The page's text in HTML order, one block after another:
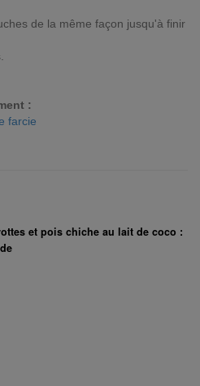
de la même façon jusqu'à finir
:
farcie
et pois chiche au lait de coco :